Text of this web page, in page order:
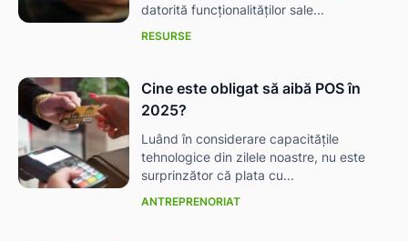
datorită funcționalităților sale...
RESURSE
Cine este obligat să aibă POS în
2025?
Luând în considerare capacitățile
tehnologice din zilele noastre, nu este
surprinzător că plata cu...
ANTREPRENORIAT